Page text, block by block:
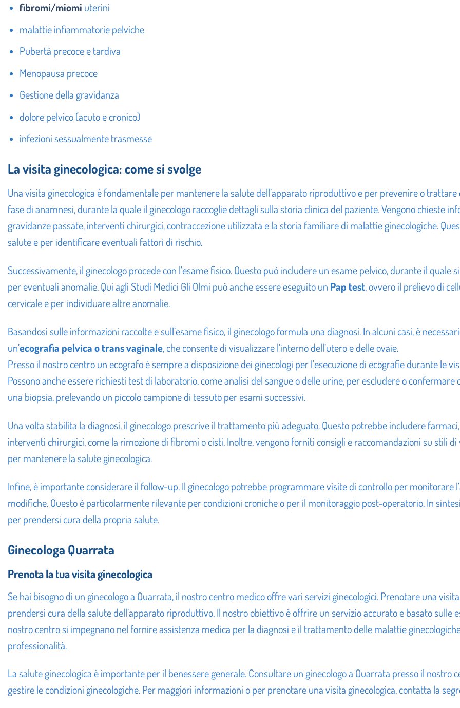
fibromi/miomi uterini
malattie infiammatorie pelviche
Pubertà precoce e tardiva
Menopausa precoce
Gestione della gravidanza
dolore pelvico (acuto e cronico)
infezioni sessualmente trasmesse
La visita ginecologica: come si svolge
Una visita ginecologica è fondamentale per mantenere la salute dell’apparato riproduttivo e per prevenire o
fase di anamnesi, durante la quale il ginecologo raccoglie dettagli sulla storia clinica del paziente. Vengono chieste
gravidanze passate, interventi chirurgici, contraccezione utilizzata e la storia familiare di malattie ginecologiche.
salute e per identificare eventuali fattori di rischio.
Successivamente, il ginecologo procede con l’esame fisico. Questo può includere un esame pelvico, durante il
per eventuali anomalie. Qui agli Studi Medici Gli Olmi può anche essere eseguito un Pap test, ovvero il prelievo di
cervicale e per individuare altre anomalie.
Basandosi sulle informazioni raccolte e sull’esame fisico, il ginecologo formula una diagnosi. In alcuni casi, è
un’ecografia pelvica o trans vaginale, che consente di visualizzare l’interno dell’utero e delle ovaie.
Presso il nostro centro un ecografo è sempre a disposizione dei ginecologi per l’esecuzione di ecografie durante le
Possono anche essere richiesti test di laboratorio, come analisi del sangue o delle urine, per escludere o
una biopsia, prelevando un piccolo campione di tessuto per esami successivi.
Una volta stabilita la diagnosi, il ginecologo prescrive il trattamento più adeguato. Questo potrebbe includere
interventi chirurgici, come la rimozione di fibromi o cisti. Inoltre, vengono forniti consigli e raccomandazioni su stili
per mantenere la salute ginecologica.
Infine, è importante considerare il follow-up. Il ginecologo potrebbe programmare visite di controllo per monitorare
modifiche. Questo è particolarmente rilevante per condizioni croniche o per il monitoraggio post-operatorio. In
per prendersi cura della propria salute.
Ginecologa Quarrata
Prenota la tua visita ginecologica
Se hai bisogno di un ginecologo a Quarrata, il nostro centro medico offre vari servizi ginecologici. Prenotare una
prendersi cura della salute dell’apparato riproduttivo. Il nostro obiettivo è offrire un servizio accurato e basato sulle
nostro centro si impegnano nel fornire assistenza medica per la diagnosi e il trattamento delle malattie
professionalità.
La salute ginecologica è importante per il benessere generale. Consultare un ginecologo a Quarrata presso il
gestire le condizioni ginecologiche. Per maggiori informazioni o per prenotare una visita ginecologica, contatta la